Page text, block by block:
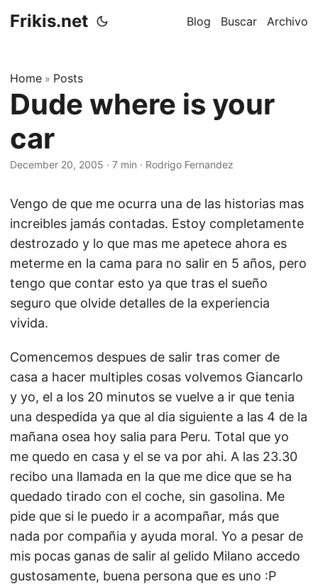
Frikis.net Blog Buscar Archivo
Home » Posts
Dude where is your
car
December 20, 2005 · 7 min · Rodrigo Fernandez
Vengo de que me ocurra una de las historias mas
increibles jamás contadas. Estoy completamente
destrozado y lo que mas me apetece ahora es
meterme en la cama para no salir en 5 años, pero
tengo que contar esto ya que tras el sueño
seguro que olvide detalles de la experiencia
vivida.
Comencemos despues de salir tras comer de
casa a hacer multiples cosas volvemos Giancarlo
y yo, el a los 20 minutos se vuelve a ir que tenia
una despedida ya que al dia siguiente a las 4 de la
mañana osea hoy salia para Peru. Total que yo
me quedo en casa y el se va por ahi. A las 23.30
recibo una llamada en la que me dice que se ha
quedado tirado con el coche, sin gasolina. Me
pide que si le puedo ir a acompañar, más que
nada por compañia y ayuda moral. Yo a pesar de
mis pocas ganas de salir al gelido Milano accedo
gustosamente, buena persona que es uno :P